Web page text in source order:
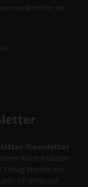
Newsletter
Kontaktdaten
Herder ein.
ich jederzeit